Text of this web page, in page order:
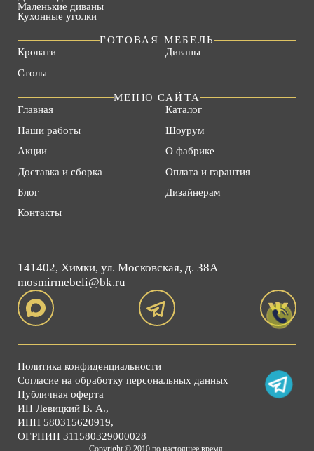
Маленькие диваны
Кухонные уголки
ГОТОВАЯ МЕБЕЛЬ
Кровати
Диваны
Столы
МЕНЮ САЙТА
Главная
Каталог
Наши работы
Шоурум
Акции
О фабрике
Доставка и сборка
Оплата и гарантия
Блог
Дизайнерам
Контакты
141402, Химки, ул. Московская, д. 38А
mosmirmebeli@bk.ru
Политика конфиденциальности
Согласие на обработку персональных данных
Публичная оферта
ИП Левицкий В. А.,
ИНН 580315620919,
ОГРНИП 311580329000028